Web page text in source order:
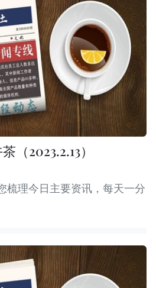
（2023.2.13）
梳理今日主要资讯，每天一分